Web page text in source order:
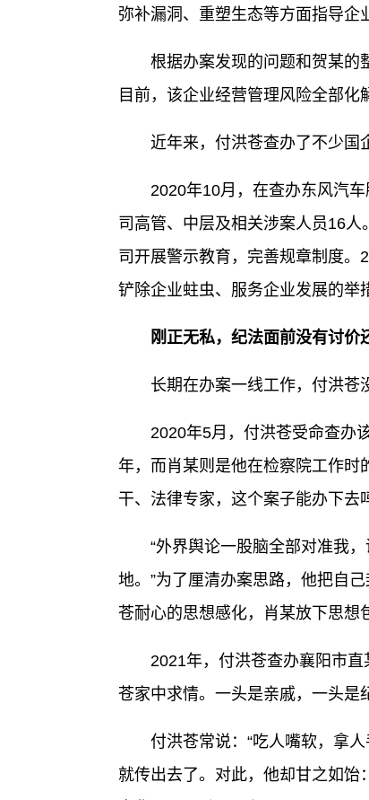
弥补漏洞、重塑生态等方面指导企
根据办案发现的问题和贺某的整
目前，该企业经营管理风险全部化
近年来，付洪苍查办了不少国企
2020年10月，在查办东风汽车
司高管、中层及相关涉案人员16
司开展警示教育，完善规章制度
铲除企业蛀虫、服务企业发展的举
刚正无私，纪法面前没有讨价
长期在办案一线工作，付洪苍没
2020年5月，付洪苍受命查办该
年，而肖某则是他在检察院工作时
干、法律专家，这个案子能办下
“外界舆论一股脑全部对准我，
地。”为了厘清办案思路，他把自
苍耐心的思想感化，肖某放下思想
2021年，付洪苍查办襄阳市直
苍家中求情。一头是亲戚，一头是
付洪苍常说：“吃人嘴软，拿人
就传出去了。对此，他却甘之如饴